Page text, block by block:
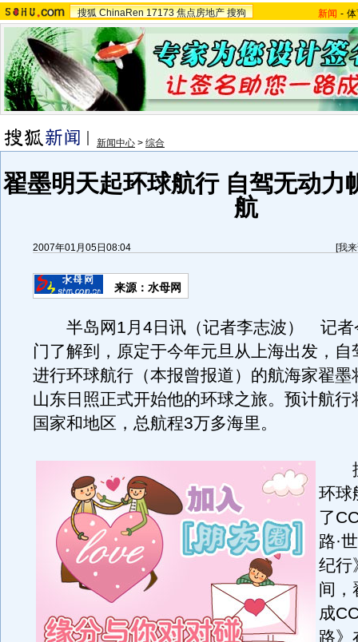
搜狐 ChinaRen 17173 焦点房地产 搜狗 新闻 -
新闻中心 > 综合
翟墨明天起环球航行 自驾无动力
航
2007年01月05日08:04 [我
来源：水母网
半岛网1月4日讯（记者李志波） 记者
门了解到，原定于今年元旦从上海出发，自
进行环球航行（本报曾报道）的航海家翟墨
山东日照正式开始他的环球之旅。预计航行
国家和地区，总航程3万多海里。
据
环球
了
路·
纪行
间，
成
路》